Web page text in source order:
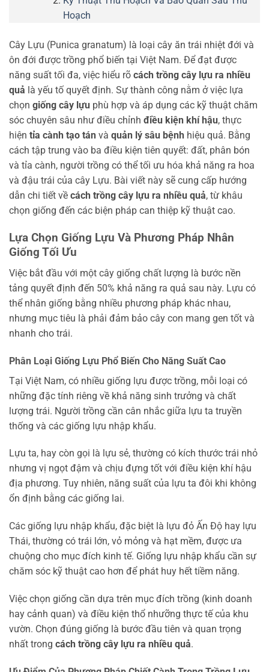
Hoạch
Cây Lựu (Punica granatum) là loại cây ăn trái nhiệt đới và
ôn đới được trồng phổ biến tại Việt Nam. Để đạt được
năng suất tối đa, việc hiểu rõ cách trồng cây lựu ra nhiều
quả là yếu tố quyết định. Sự thành công nằm ở việc lựa
chọn giống cây lựu phù hợp và áp dụng các kỹ thuật chăm
sóc chuyên sâu như điều chỉnh điều kiện khí hậu, thực
hiện tỉa cành tạo tán và quản lý sâu bệnh hiệu quả. Bằng
cách tập trung vào ba điều kiện tiên quyết: đất, phân bón
và tỉa cành, người trồng có thể tối ưu hóa khả năng ra hoa
và đậu trái của cây Lựu. Bài viết này sẽ cung cấp hướng
dẫn chi tiết về cách trồng cây lựu ra nhiều quả, từ khâu
chọn giống đến các biện pháp can thiệp kỹ thuật cao.
Lựa Chọn Giống Lựu Và Phương Pháp Nhân
Giống Tối Ưu
Việc bắt đầu với một cây giống chất lượng là bước nền
tảng quyết định đến 50% khả năng ra quả sau này. Lựu có
thể nhân giống bằng nhiều phương pháp khác nhau,
nhưng mục tiêu là phải đảm bảo cây con mang gen tốt và
nhanh cho trái.
Phân Loại Giống Lựu Phổ Biến Cho Năng Suất Cao
Tại Việt Nam, có nhiều giống lựu được trồng, mỗi loại có
những đặc tính riêng về khả năng sinh trưởng và chất
lượng trái. Người trồng cần cân nhắc giữa lựu ta truyền
thống và các giống lựu nhập khẩu.
Lựu ta, hay còn gọi là lựu sẻ, thường có kích thước trái nhỏ
nhưng vị ngọt đậm và chịu đựng tốt với điều kiện khí hậu
địa phương. Tuy nhiên, năng suất của lựu ta đôi khi không
ổn định bằng các giống lai.
Các giống lựu nhập khẩu, đặc biệt là lựu đỏ Ấn Độ hay lựu
Thái, thường có trái lớn, vỏ mỏng và hạt mềm, được ưa
chuộng cho mục đích kinh tế. Giống lựu nhập khẩu cần sự
chăm sóc kỹ thuật cao hơn để phát huy hết tiềm năng.
Việc chọn giống cần dựa trên mục đích trồng (kinh doanh
hay cảnh quan) và điều kiện thổ nhưỡng thực tế của khu
vườn. Chọn đúng giống là bước đầu tiên và quan trọng
nhất trong cách trồng cây lựu ra nhiều quả.